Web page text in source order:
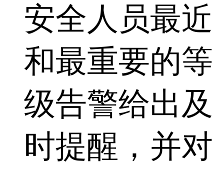
安全人员最近
和最重要的等
级告警给出及
时提醒，并对